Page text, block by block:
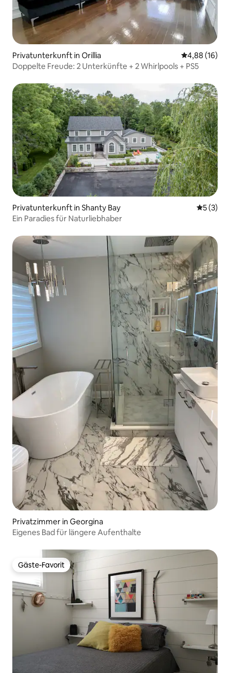
Privatunterkunft in Orillia
4,88 (16)
Doppelte Freude: 2 Unterkünfte + 2 Whirlpools + PS5
Privatunterkunft in Shanty Bay
5 (3)
Ein Paradies für Naturliebhaber
Privatzimmer in Georgina
Eigenes Bad für längere Aufenthalte
Gäste-Favorit
Gäste-Favorit